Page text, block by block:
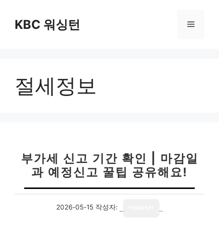
KBC 워싱턴 메
절세정보
부가세 신고 기간 확인 | 마감일
과 예정신고 꿀팁 공유해요!
2026-05-15 작성자: